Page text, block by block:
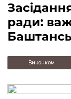
ради:
Виконком